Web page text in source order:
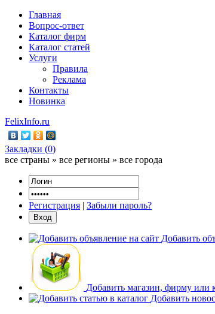
Главная
Вопрос-ответ
Каталог фирм
Каталог статей
Услуги
Правила
Реклама
Контакты
Новинка
FelixInfo.ru
Закладки (0)
все страны » все регионы » все города
Регистрация | Забыли пароль?
Добавить
Добавить магазин, фирму или
Добавить